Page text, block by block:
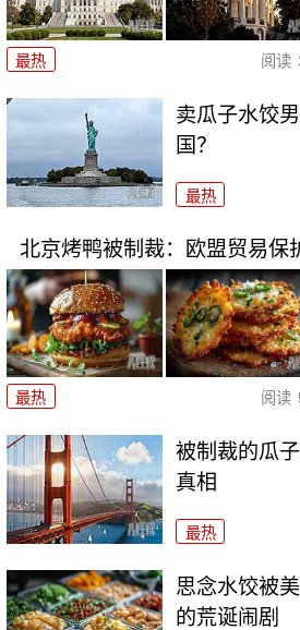
最热 阅读
卖瓜子水饺
国？
最热
北京烤鸭被制裁：欧盟贸易保
最热 阅读
被制裁的瓜
真相
最热
思念水饺被
的荒诞闹剧